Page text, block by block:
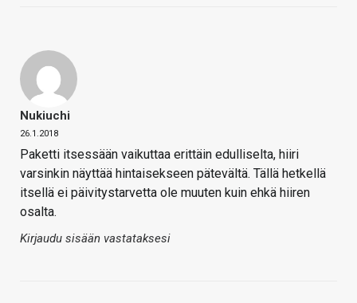
Nukiuchi
26.1.2018
Paketti itsessään vaikuttaa erittäin edulliselta, hiiri
varsinkin näyttää hintaisekseen pätevältä. Tällä hetkellä
itsellä ei päivitystarvetta ole muuten kuin ehkä hiiren
osalta.
Kirjaudu sisään vastataksesi